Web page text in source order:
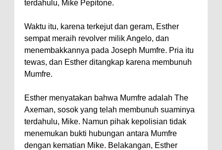
terdahulu, Mike Pepitone.
Waktu itu, karena terkejut dan geram, Esther
sempat meraih revolver milik Angelo, dan
menembakkannya pada Joseph Mumfre. Pria itu
tewas, dan Esther ditangkap karena membunuh
Mumfre.
Esther menyatakan bahwa Mumfre adalah The
Axeman, sosok yang telah membunuh suaminya
terdahulu, Mike. Namun pihak kepolisian tidak
menemukan bukti hubungan antara Mumfre
dengan kematian Mike. Belakangan, Esther